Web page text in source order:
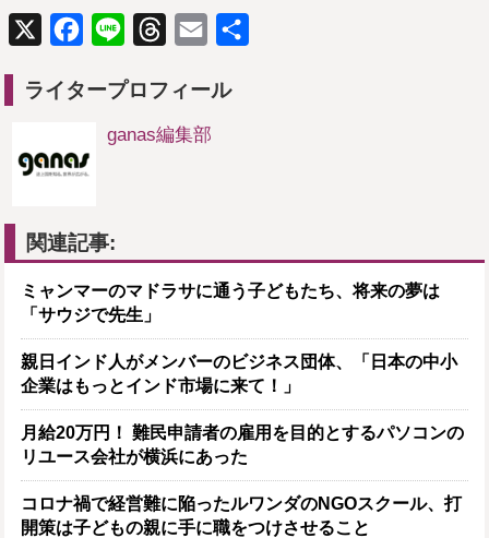
X Facebook
Line ThreadsEmail
ライタープロフィール
ganas編集部
関連記事:
ミャンマーのマドラサに通う子どもたち、将来の夢は
「サウジで先生」
親日インド人がメンバーのビジネス団体、「日本の中小
企業はもっとインド市場に来て！」
月給20万円！ 難民申請者の雇用を目的とするパソコンの
リユース会社が横浜にあった
コロナ禍で経営難に陥ったルワンダのNGOスクール、打
開策は子どもの親に手に職をつけさせること